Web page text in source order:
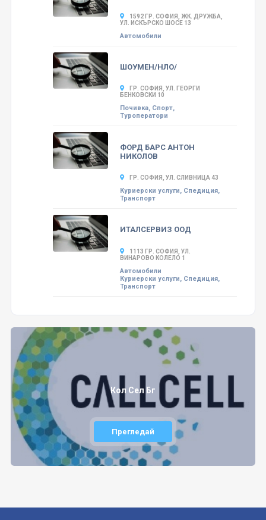
1592 ГР. СОФИЯ, ЖК. ДРУЖБА,
УЛ. ИСКЪРСКО ШОСЕ 13
Автомобили
ШОУМЕН/НЛО/
ГР. СОФИЯ, УЛ. ГЕОРГИ
БЕНКОВСКИ 10
Почивка, Спорт,
Туроператори
ФОРД БАРС АНТОН
НИКОЛОВ
ГР. СОФИЯ, УЛ. СЛИВНИЦА 43
Куриерски услуги, Спедиция,
Транспорт
ИТАЛСЕРВИЗ ООД
1113 ГР. СОФИЯ, УЛ.
ВИНАРОВО КОЛЕЛО 1
Автомобили
Куриерски услуги, Спедиция,
Транспорт
Кол Сел Бг
Прегледай